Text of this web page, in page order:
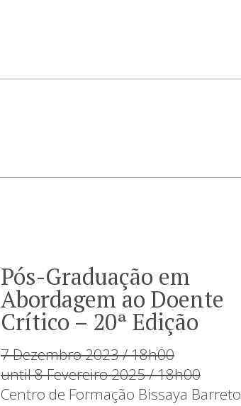
Pós-Graduação em
Abordagem ao Doente
Crítico – 20ª Edição
7 Dezembro 2023 / 18h00
until 8 Fevereiro 2025 / 18h00
Centro de Formação Bissaya Barreto